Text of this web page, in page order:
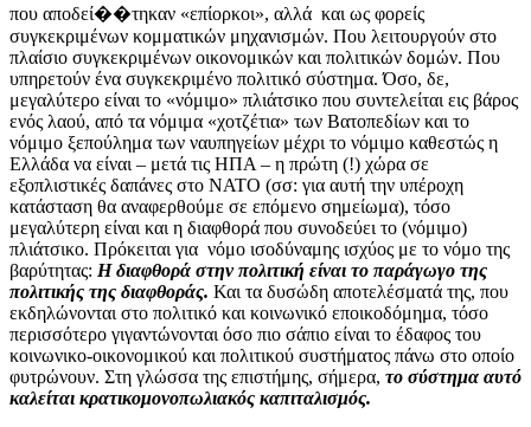
που αποδεί��τηκαν «επίορκοι», αλλά και ως φορείς
συγκεκριμένων κομματικών μηχανισμών. Που λειτουργούν στο
πλαίσιο συγκεκριμένων οικονομικών και πολιτικών δομών. Που
υπηρετούν ένα συγκεκριμένο πολιτικό σύστημα. Όσο, δε,
μεγαλύτερο είναι το «νόμιμο» πλιάτσικο που συντελείται εις βάρος
ενός λαού, από τα νόμιμα «χοτζέτια» των Βατοπεδίων και το
νόμιμο ξεπούλημα των ναυπηγείων μέχρι το νόμιμο καθεστώς η
Ελλάδα να είναι – μετά τις ΗΠΑ – η πρώτη (!) χώρα σε
εξοπλιστικές δαπάνες στο ΝΑΤΟ (σσ: για αυτή την υπέροχη
κατάσταση θα αναφερθούμε σε επόμενο σημείωμα), τόσο
μεγαλύτερη είναι και η διαφθορά που συνοδεύει το (νόμιμο)
πλιάτσικο. Πρόκειται για νόμο ισοδύναμης ισχύος με το νόμο της
βαρύτητας: Η διαφθορά στην πολιτική είναι το παράγωγο της
πολιτικής της διαφθοράς. Και τα δυσώδη αποτελέσματά της, που
εκδηλώνονται στο πολιτικό και κοινωνικό εποικοδόμημα, τόσο
περισσότερο γιγαντώνονται όσο πιο σάπιο είναι το έδαφος του
κοινωνικο-οικονομικού και πολιτικού συστήματος πάνω στο οποίο
φυτρώνουν. Στη γλώσσα της επιστήμης, σήμερα, το σύστημα αυτό
καλείται κρατικομονοπωλιακός καπιταλισμός.